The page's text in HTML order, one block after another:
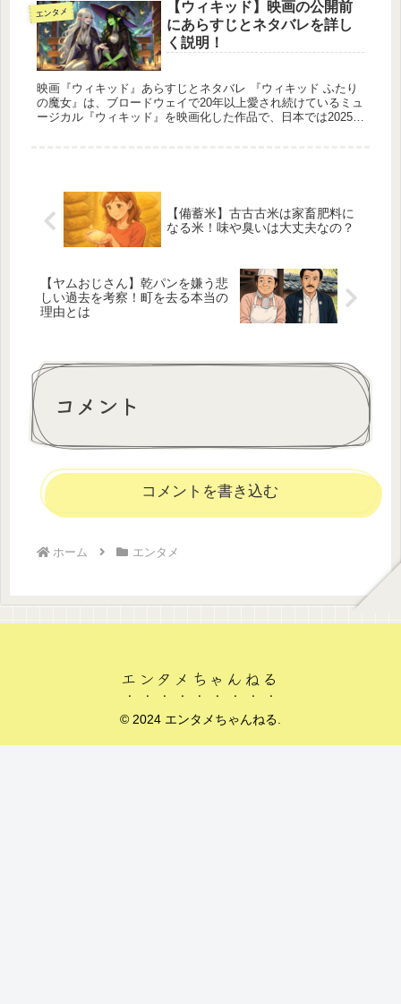
エンタメ
【ウィキッド】映画の公開前
にあらすじとネタバレを詳し
く説明！
映画『ウィキッド』あらすじとネタバレ 『ウィキッド ふたり
の魔女』は、ブロードウェイで20年以上愛され続けているミュ
ージカル『ウィキッド』を映画化した作品で、日本では2025年
【備蓄米】古古古米は家畜肥料に
なる米！味や臭いは大丈夫なの？
【ヤムおじさん】乾パンを嫌う悲
しい過去を考察！町を去る本当の
理由とは
コメント
コメントを書き込む
ホーム エンタメ
エンタメちゃんねる
© 2024 エンタメちゃんねる.